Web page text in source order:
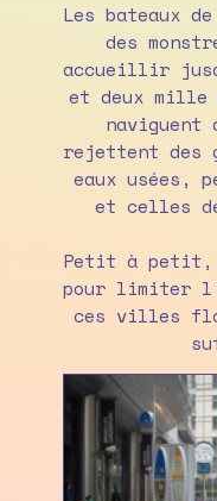
Les bateaux
des
accueillir
et deux mille
rejettent des
eaux usées,
et celles
Petit à petit,
pour limiter
ces villes